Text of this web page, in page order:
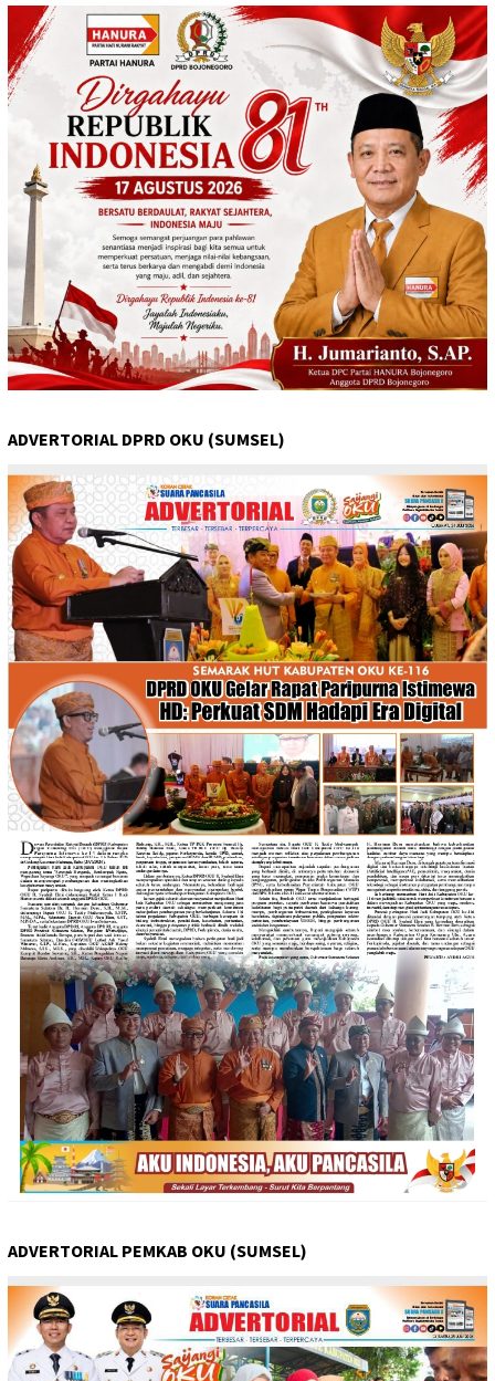
ADVERTORIAL DPRD OKU (SUMSEL)
ADVERTORIAL PEMKAB OKU (SUMSEL)